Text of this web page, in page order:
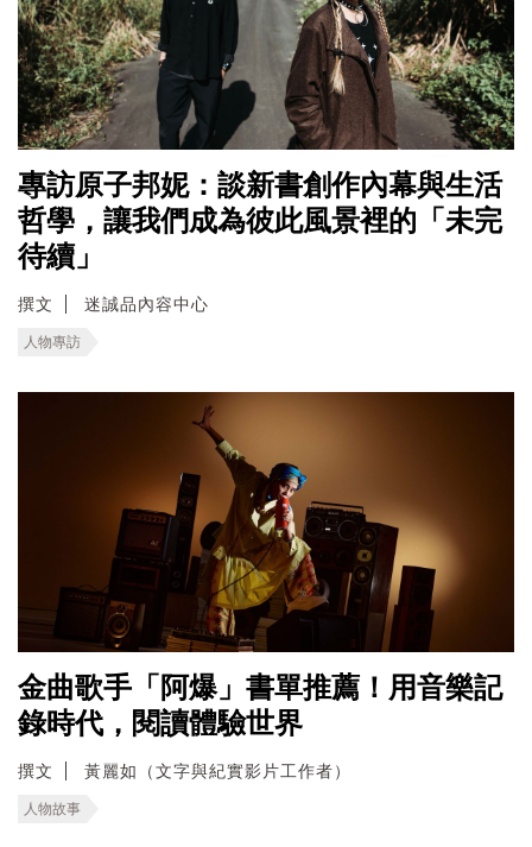
專訪原子邦妮：談新書創作內幕與生活
哲學，讓我們成為彼此風景裡的「未完
待續」
撰文 迷誠品內容中心
人物專訪
金曲歌手「阿爆」書單推薦！用音樂記
錄時代，閱讀體驗世界
撰文 黃麗如（文字與紀實影片工作者）
人物故事